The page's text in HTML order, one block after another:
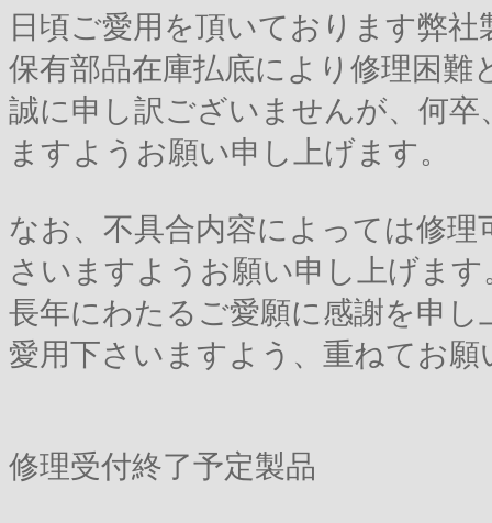
日頃ご愛用を頂いております弊
保有部品在庫払底により修理困
誠に申し訳ございませんが、何
ますようお願い申し上げます。
なお、不具合内容によっては修
さいますようお願い申し上げます
長年にわたるご愛願に感謝を申
愛用下さいますよう、重ねてお
修理受付終了予定製品